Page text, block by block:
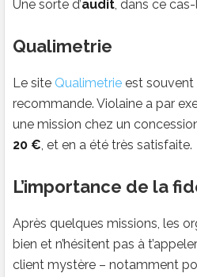
Une sorte d’audit, dans ce cas-
Qualimetrie
Le site Qualimetrie est souvent
recommande. Violaine a par
une mission chez un
20 €, et en a été très satisfaite.
L’importance de la
Après quelques missions, les
bien et n’hésitent pas à
client mystère – notamment